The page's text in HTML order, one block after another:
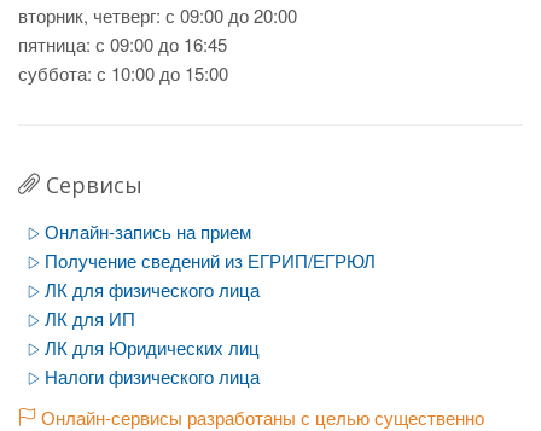
вторник, четверг: с 09:00 до 20:00
пятница: с 09:00 до 16:45
суббота: с 10:00 до 15:00
Сервисы
Онлайн-запись на прием
Получение сведений из ЕГРИП/ЕГРЮЛ
ЛК для физического лица
ЛК для ИП
ЛК для Юридических лиц
Налоги физического лица
Онлайн-сервисы разработаны с целью существенно